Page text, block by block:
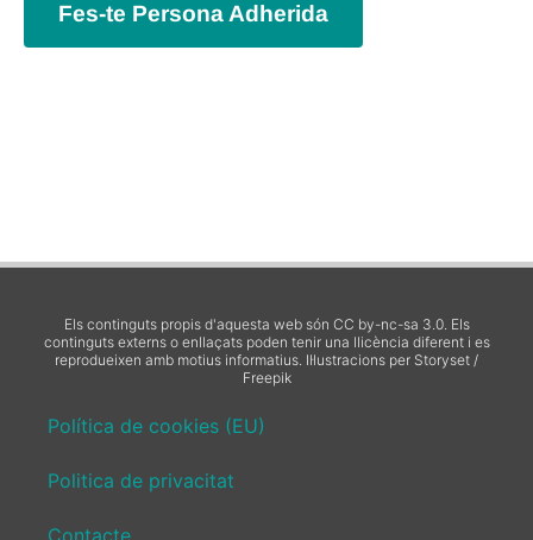
Fes-te Persona Adherida
Els continguts propis d'aquesta web són CC by-nc-sa 3.0. Els
continguts externs o enllaçats poden tenir una llicència diferent i es
reprodueixen amb motius informatius. Il·lustracions per Storyset /
Freepik
Política de cookies (EU)
Politica de privacitat
Contacte